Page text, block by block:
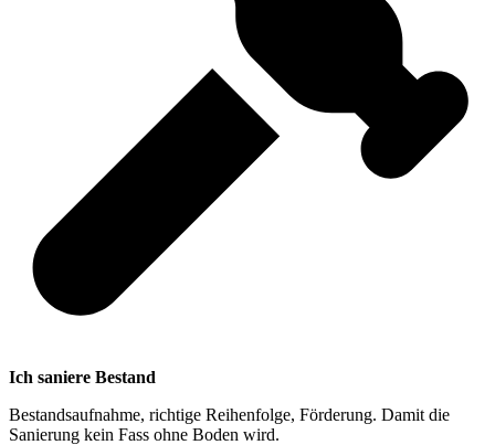
Ich saniere Bestand
Bestandsaufnahme, richtige Reihenfolge, Förderung. Damit die
Sanierung kein Fass ohne Boden wird.